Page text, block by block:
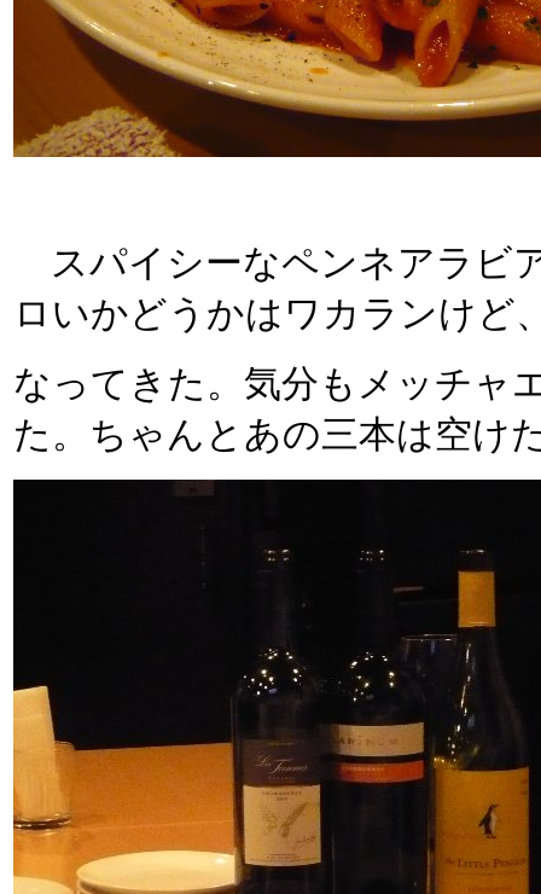
スパイシーなペンネアラビ
ロいかどうかはワカランけど
なってきた。気分もメッチャ
た。ちゃんとあの三本は空け